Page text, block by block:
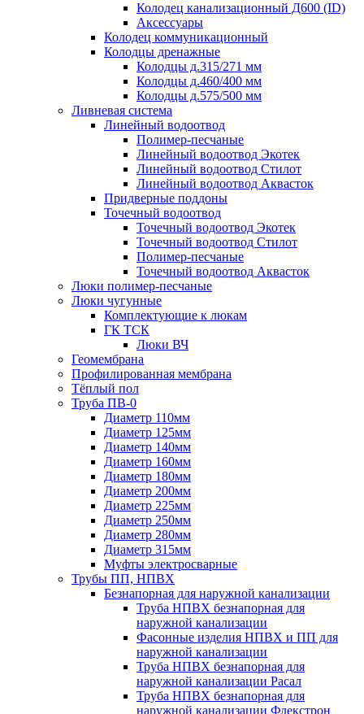
Колодец канализационный Д600 (ID)
Аксессуары
Колодец коммуникационный
Колодцы дренажные
Колодцы д.315/271 мм
Колодцы д.460/400 мм
Колодцы д.575/500 мм
Ливневая система
Линейный водоотвод
Полимер-песчаные
Линейный водоотвод Экотек
Линейный водоотвод Стилот
Линейный водоотвод Аквасток
Придверные поддоны
Точечный водоотвод
Точечный водоотвод Экотек
Точечный водоотвод Стилот
Полимер-песчаные
Точечный водоотвод Аквасток
Люки полимер-песчаные
Люки чугунные
Комплектующие к люкам
ГК ТСК
Люки ВЧ
Геомембрана
Профилированная мембрана
Тёплый пол
Труба ПВ-0
Диаметр 110мм
Диаметр 125мм
Диаметр 140мм
Диаметр 160мм
Диаметр 180мм
Диаметр 200мм
Диаметр 225мм
Диаметр 250мм
Диаметр 280мм
Диаметр 315мм
Муфты электросварные
Трубы ПП, НПВХ
Безнапорная для наружной канализации
Труба НПВХ безнапорная для
наружной канализации
Фасонные изделия НПВХ и ПП для
наружной канализации
Труба НПВХ безнапорная для
наружной канализации Расал
Труба НПВХ безнапорная для
наружной канализации Флекстрон